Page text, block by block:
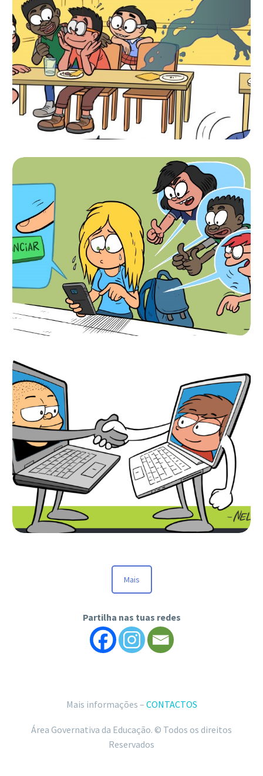
OU ONLINE, PROMOVE
O BEM-ESTAR”
CARTAZ “SE ÉS ALVO
DE BULLYING NÃO TE
SINTAS SOZINHO”
CIBERBULLYING
DENUNCIA E FAZ A
DIFERENÇA!”
CARTAZ “FORMAS DE
SER GENTIL ONLINE”
Mais
Partilha nas tuas redes
Mais informações – CONTACTOS
Área Governativa da Educação. © Todos os direitos
Reservados